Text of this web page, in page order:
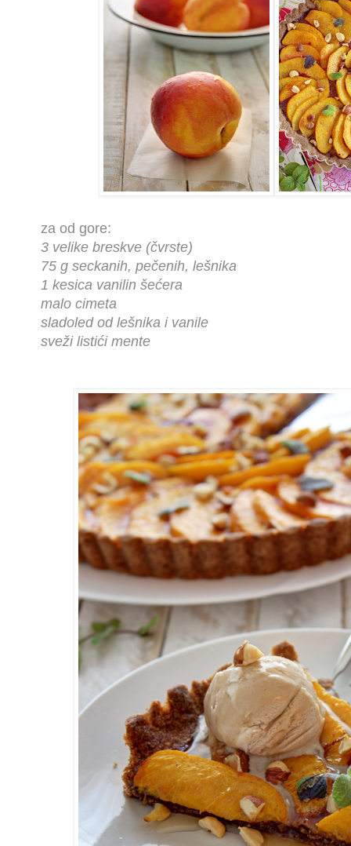
za od gore:
3 velike breskve (čvrste)
75 g seckanih, pečenih, lešnika
1 kesica vanilin šećera
malo cimeta
sladoled od lešnika i vanile
sveži listići mente